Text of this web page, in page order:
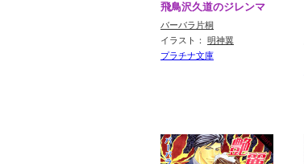
飛鳥沢久道のジレンマ
バーバラ片桐
イラスト： 明神翼
プラチナ文庫